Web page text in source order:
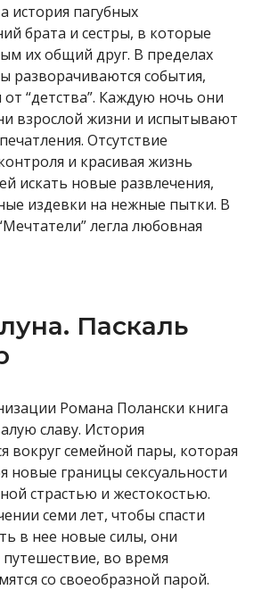
история пагубных
брата и сестры, в которые
их общий друг. В пределах
разворачиваются события,
“детства”. Каждую ночь они
взрослой жизни и испытывают
Отсутствие
и красивая жизнь
искать новые развлечения,
издевки на нежные пытки. В
легла любовная
Паскаль
Романа Полански книга
славу. История
вокруг семейной пары, которая
новые границы сексуальности
страстью и жестокостью.
семи лет, чтобы спасти
в нее новые силы, они
во время
со своеобразной парой.